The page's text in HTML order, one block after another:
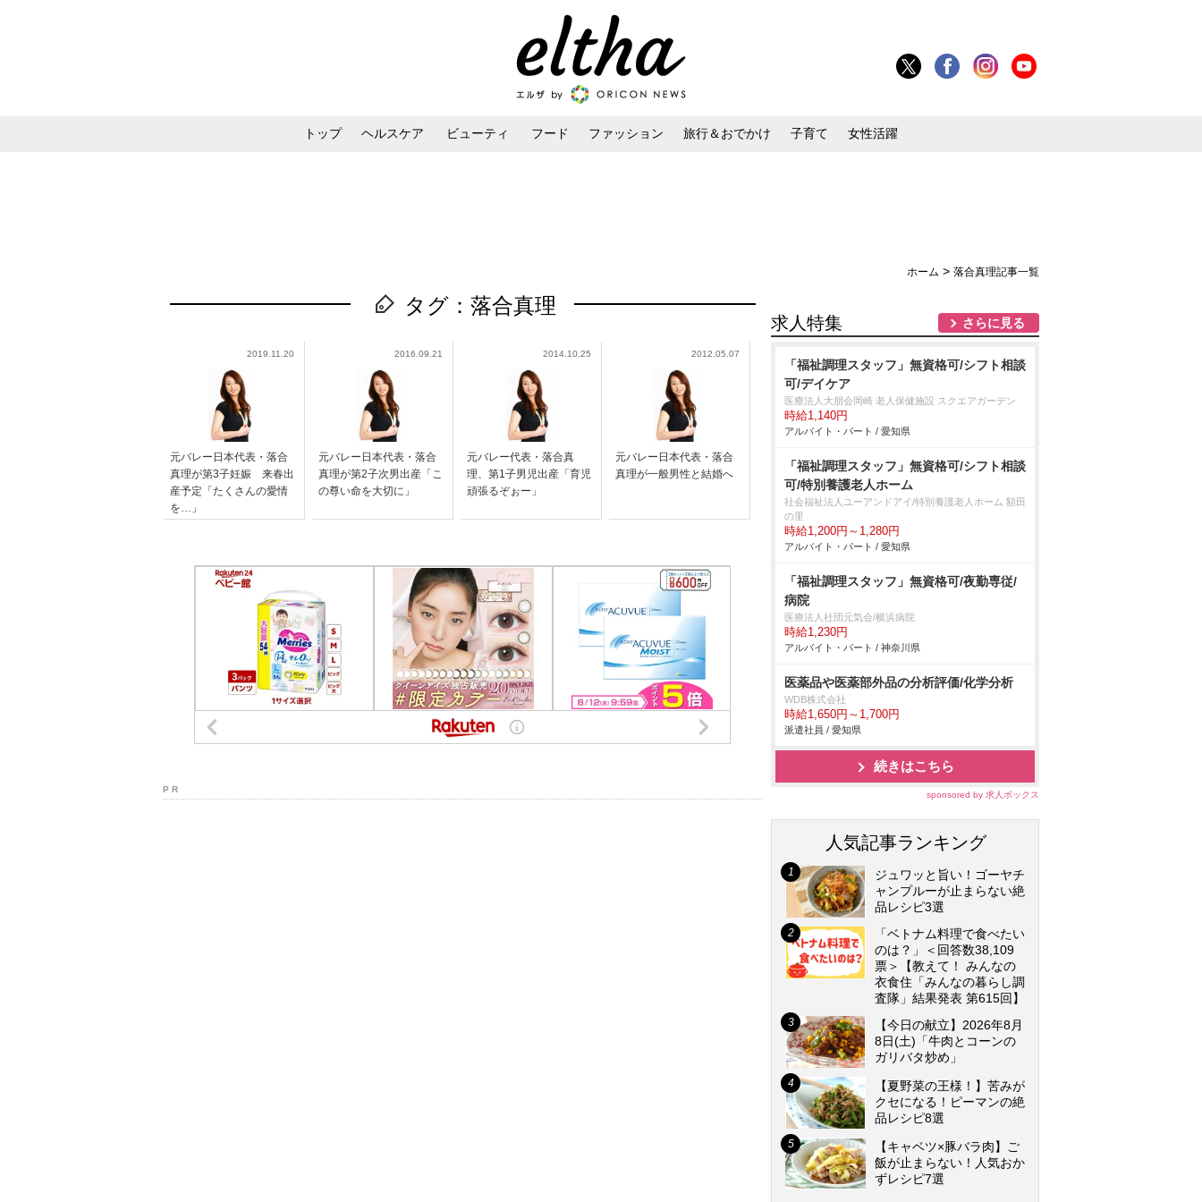
トップ ヘルスケア ビューティ フード ファッション 旅行＆おでかけ 子育て 女性活躍
ホーム > 落合真理記事一覧
タグ：落合真理
2019.11.20
元バレー日本代表・落合
真理が第3子妊娠 来春出
産予定「たくさんの愛情
を…」
2016.09.21
元バレー日本代表・落合
真理が第2子次男出産「こ
の尊い命を大切に」
2014.10.25
元バレー代表・落合真
理、第1子男児出産「育児
頑張るぞぉー」
2012.05.07
元バレー日本代表・落合
真理が一般男性と結婚へ
P R
求人特集 さらに見る
「福祉調理スタッフ」無資格可/シフト相談
可/デイケア
医療法人大朋会岡崎 老人保健施設 スクエアガーデン
時給1,140円
アルバイト・パート / 愛知県
「福祉調理スタッフ」無資格可/シフト相談
可/特別養護老人ホーム
社会福祉法人ユーアンドアイ/特別養護老人ホーム 額田
の里
時給1,200円～1,280円
アルバイト・パート / 愛知県
「福祉調理スタッフ」無資格可/夜勤専従/
病院
医療法人社団元気会/横浜病院
時給1,230円
アルバイト・パート / 神奈川県
医薬品や医薬部外品の分析評価/化学分析
WDB株式会社
時給1,650円～1,700円
派遣社員 / 愛知県
続きはこちら
sponsored by 求人ボックス
人気記事ランキング
ジュワッと旨い！ゴーヤチ
ャンプルーが止まらない絶
品レシピ3選
「ベトナム料理で食べたい
のは？」＜回答数38,109
票＞【教えて！ みんなの
衣食住「みんなの暮らし調
査隊」結果発表 第615回】
【今日の献立】2026年8月
8日(土)「牛肉とコーンの
ガリバタ炒め」
【夏野菜の王様！】苦みが
クセになる！ピーマンの絶
品レシピ8選
【キャベツ×豚バラ肉】ご
飯が止まらない！人気おか
ずレシピ7選